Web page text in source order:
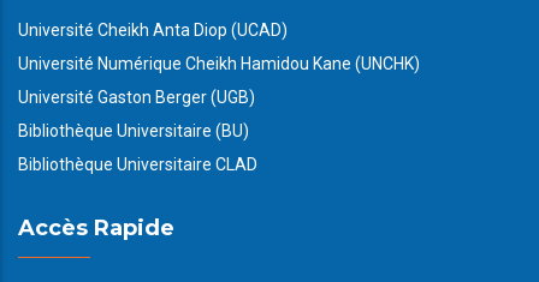
Université Cheikh Anta Diop (UCAD)
Université Numérique Cheikh Hamidou Kane (UNCHK)
Université Gaston Berger (UGB)
Bibliothèque Universitaire (BU)
Bibliothèque Universitaire CLAD
Accès Rapide